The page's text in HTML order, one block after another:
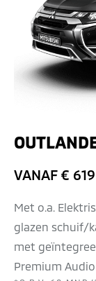
VANAF €
Met o.a.
glazen schuif/
met
Premium